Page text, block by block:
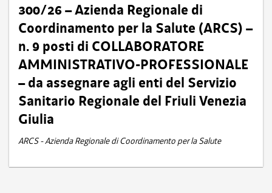
300/26 – Azienda Regionale di
Coordinamento per la Salute (ARCS) –
n. 9 posti di COLLABORATORE
AMMINISTRATIVO-PROFESSIONALE
– da assegnare agli enti del Servizio
Sanitario Regionale del Friuli Venezia
Giulia
ARCS - Azienda Regionale di Coordinamento per la Salute